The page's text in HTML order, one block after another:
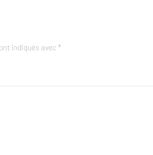
indiqués avec *